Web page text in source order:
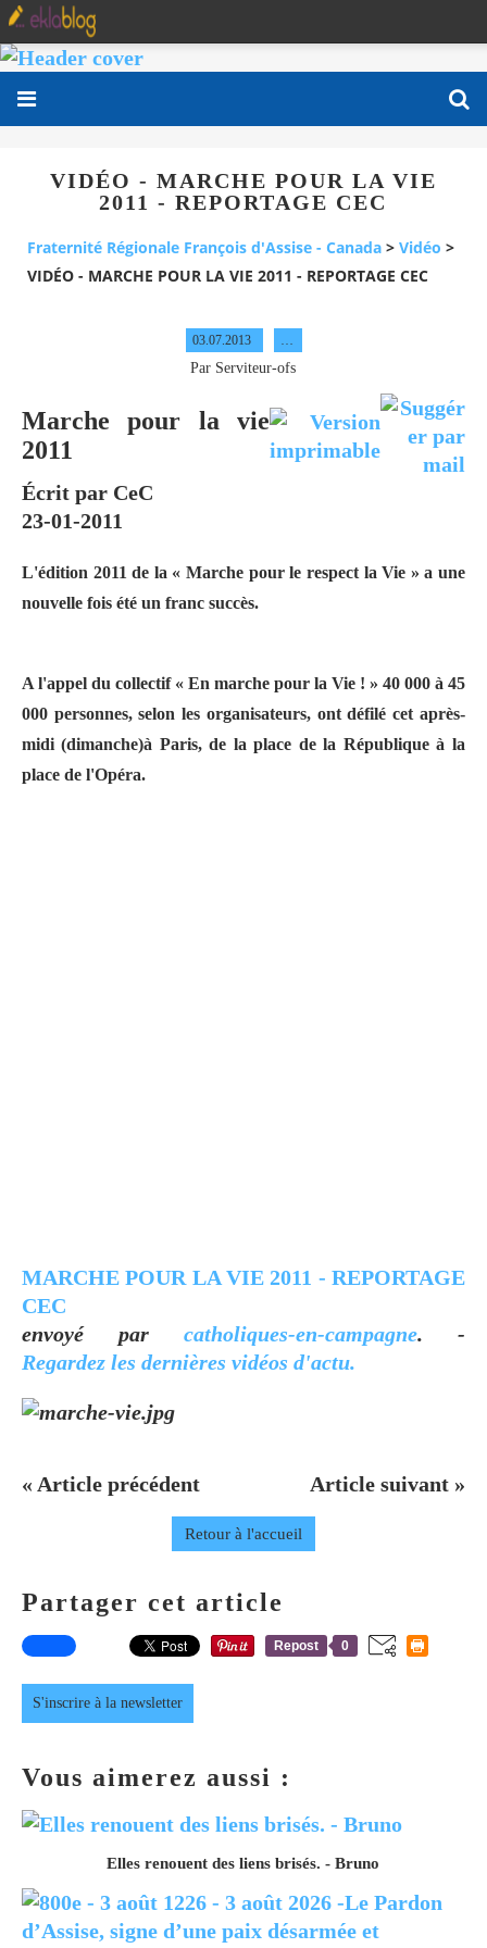
VIDÉO - MARCHE POUR LA VIE
2011 - REPORTAGE CEC
Fraternité Régionale François d'Assise - Canada > Vidéo >
VIDÉO - MARCHE POUR LA VIE 2011 - REPORTAGE CEC
03.07.2013
Par Serviteur-ofs
Marche pour la vie
2011
Écrit par CeC
23-01-2011
L'édition 2011 de la « Marche pour le respect la Vie » a une
nouvelle fois été un franc succès.
A l'appel du collectif « En marche pour la Vie ! » 40 000 à 45
000 personnes, selon les organisateurs, ont défilé cet après-
midi (dimanche)à Paris, de la place de la République à la
place de l'Opéra.
MARCHE POUR LA VIE 2011 - REPORTAGE
CEC
envoyé par catholiques-en-campagne. -
Regardez les dernières vidéos d'actu.
« Article précédent Article suivant »
Retour à l'accueil
Partager cet article
Repost 0
S'inscrire à la newsletter
Vous aimerez aussi :
Elles renouent des liens brisés. - Bruno